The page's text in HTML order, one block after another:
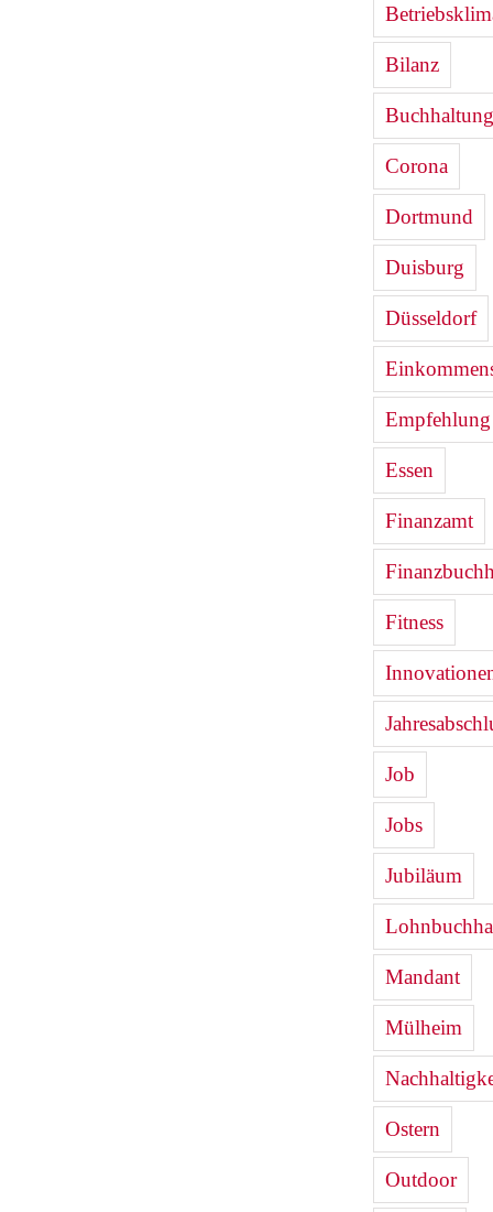
Bilanz
Buchhaltung
Corona
Dortmund
Duisburg
Düsseldorf
Empfehlung
Essen
Finanzamt
Fitness
Job
Jobs
Jubiläum
Mandant
Mülheim
Ostern
Outdoor